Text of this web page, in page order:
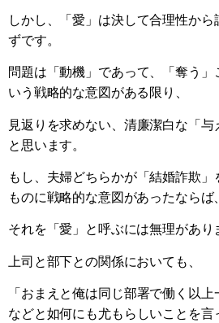
しかし、「愛」は決して合理性か
ずです。
問題は「動機」であって、「奪う」
いう戦略的な意図がある限り、
見返りを求めない、清廉潔白な「
と思います。
もし、夫婦どちらかが「結婚詐欺
ものに戦略的な意図があったならば、
それを「愛」と呼ぶには無理があり
上司と部下との関係においても、
「おまえと俺は同じ部署で働く以上
などと如何にも尤もらしいことを